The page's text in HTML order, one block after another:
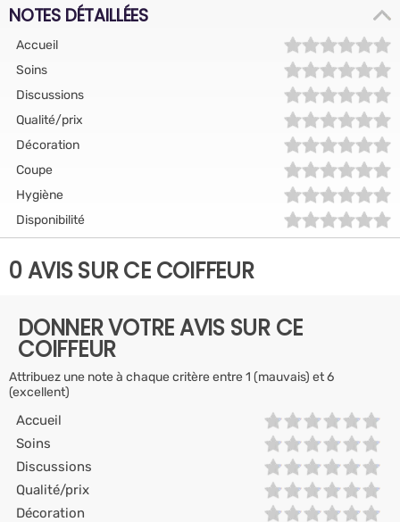
NOTES DÉTAILLÉES
Accueil
Soins
Discussions
Qualité/prix
Décoration
Coupe
Hygiène
Disponibilité
0 AVIS SUR CE COIFFEUR
DONNER VOTRE AVIS SUR CE
COIFFEUR
Attribuez une note à chaque critère entre 1 (mauvais) et 6
(excellent)
Accueil
Soins
Discussions
Qualité/prix
Décoration